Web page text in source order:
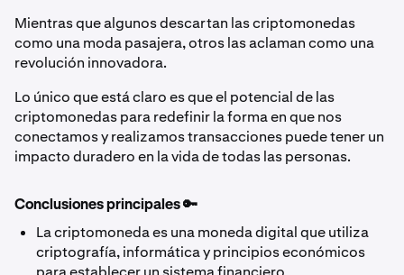
Mientras que algunos descartan las criptomonedas
como una moda pasajera, otros las aclaman como una
revolución innovadora.
Lo único que está claro es que el potencial de las
criptomonedas para redefinir la forma en que nos
conectamos y realizamos transacciones puede tener un
impacto duradero en la vida de todas las personas.
Conclusiones principales 🔑
La criptomoneda es una moneda digital que utiliza
criptografía, informática y principios económicos